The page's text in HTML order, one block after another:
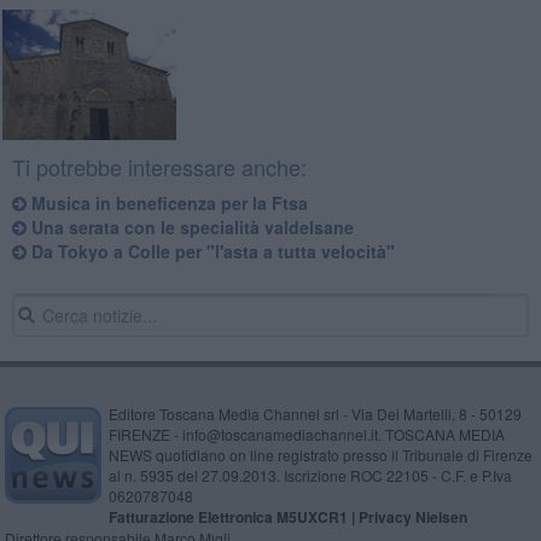
Ti potrebbe interessare anche:
Musica in beneficenza per la Ftsa
Una serata con le specialità valdelsane
Da Tokyo a Colle per "l'asta a tutta velocità"
Editore Toscana Media Channel srl - Via Dei Martelli, 8 - 50129
FIRENZE - info@toscanamediachannel.it. TOSCANA MEDIA
NEWS quotidiano on line registrato presso il Tribunale di Firenze
al n. 5935 del 27.09.2013. Iscrizione ROC 22105 - C.F. e P.Iva
0620787048
Fatturazione Elettronica M5UXCR1 | Privacy Nielsen